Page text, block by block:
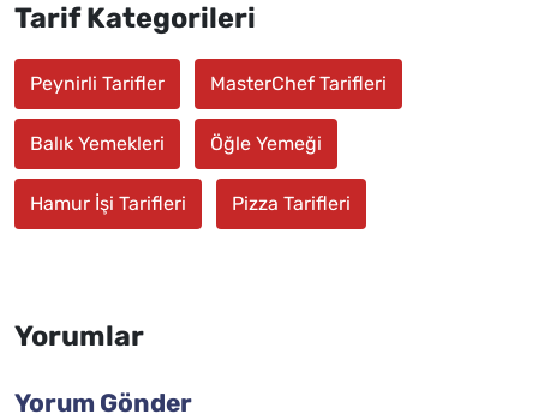
Tarif Kategorileri
Peynirli Tarifler MasterChef Tarifleri
Balık Yemekleri Öğle Yemeği
Hamur İşi Tarifleri Pizza Tarifleri
Yorumlar
Yorum Gönder